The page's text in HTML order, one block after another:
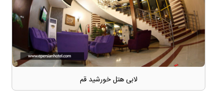
لابی هتل خورشید قم